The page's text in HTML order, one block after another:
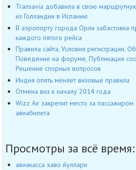
Transavia добавила в свою
из Голландии в Испанию
В аэропорту города Орли забастовка
каждого пятого рейса
Правила сайта, Условия регистрации,
Поведение на форуме, Публикация
Решение спорных вопросов
Индия опять меняет визовые правила
Отмена виз к началу 2014 года
Wizz Air закрепит место за
авиабилета
Просмотры за всё время:
авиакасса хаво йуллари